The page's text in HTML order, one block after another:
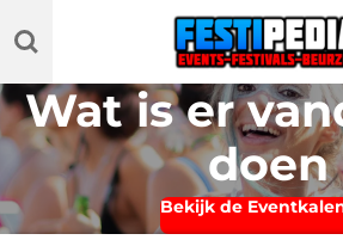
direct
de
hoofdinhoud
Wat is er
doen
Bekijk de